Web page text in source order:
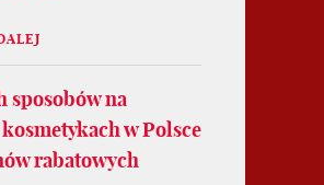
sposobów na
w Polsce
rabatowych